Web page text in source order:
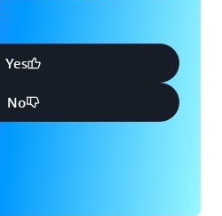
Yes
No